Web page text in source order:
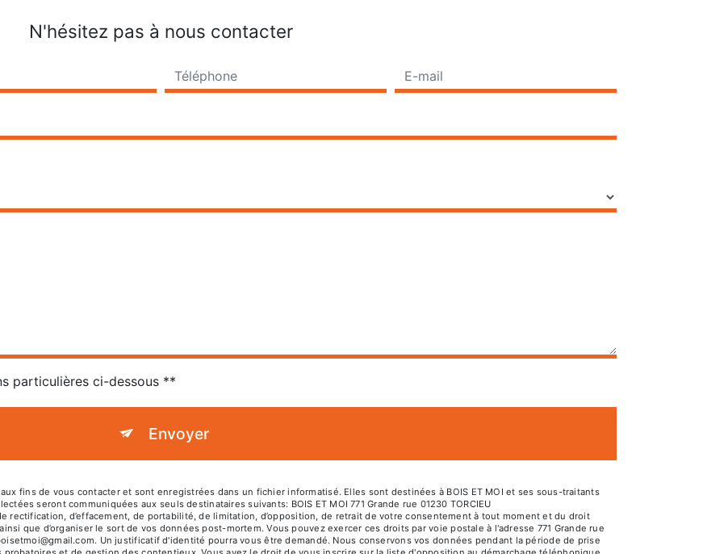
N'hésitez pas à nous contacter
particulières ci-dessous **
Envoyer
fins de vous contacter et sont enregistrées dans un fichier informatisé. Elles sont destinées à BOIS ET MOI et ses sous-traitants
seront communiquées aux seuls destinataires suivants: BOIS ET MOI 771 Grande rue 01230 TORCIEU
rectification, d’effacement, de portabilité, de limitation, d’opposition, de retrait de votre consentement à tout moment et du droit
que d’organiser le sort de vos données post-mortem. Vous pouvez exercer ces droits par voie postale à l'adresse 771 Grande rue
Un justificatif d'identité pourra vous être demandé. Nous conservons vos données pendant la période de prise